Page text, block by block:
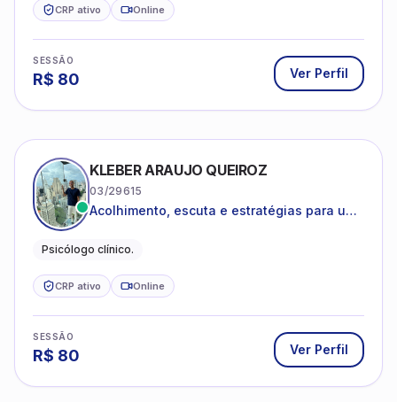
CRP ativo Online
SESSÃO
R$ 80 Ver Perfil
KLEBER ARAUJO QUEIROZ
03/29615
Acolhimento, escuta e estratégias para uma
Psicólogo clínico.
CRP ativo Online
SESSÃO
R$ 80 Ver Perfil